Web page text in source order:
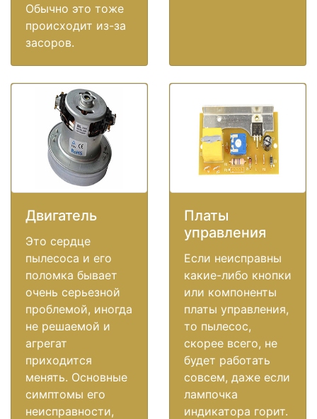
Обычно это тоже
происходит из-за
засоров.
Двигатель
Это сердце
пылесоса и его
поломка бывает
очень серьезной
проблемой, иногда
не решаемой и
агрегат
приходится
менять. Основные
симптомы его
неисправности,
Платы
управления
Если неисправны
какие-либо кнопки
или компоненты
платы управления,
то пылесос,
скорее всего, не
будет работать
совсем, даже если
лампочка
индикатора горит.